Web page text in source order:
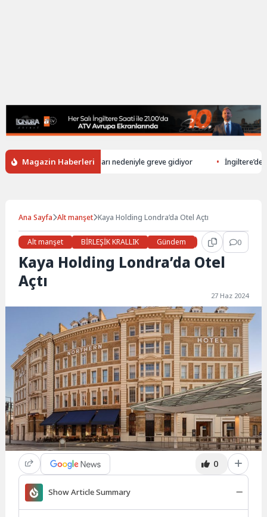
Magazin Haberleri
şoförü çalışma koşulları nedeniyle greve gidiyor İngiltere’de
Ana Sayfa Alt manşet Kaya Holding Londra’da Otel Açtı
Alt manşet BİRLEŞİK KRALLIK Gündem Haberler 0
Kaya Holding Londra’da Otel
Açtı
27 Haz 2024
0
Show Article Summary